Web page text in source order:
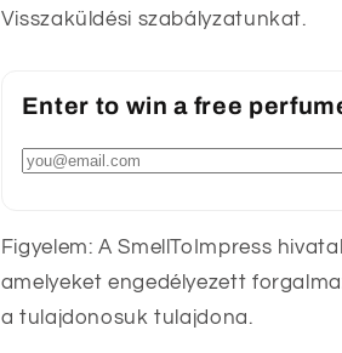
Visszaküldési szabályzatunkat.
Enter to win a free
Figyelem: A SmellToImpress
amelyeket engedélyezett
a tulajdonosuk tulajdona.